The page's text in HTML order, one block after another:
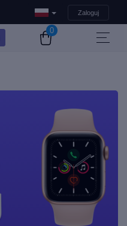
Zaloguj
0